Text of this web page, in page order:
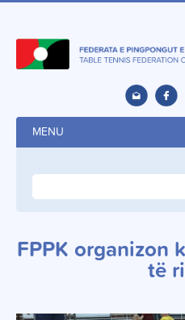
MENU
FPPK organizon
të